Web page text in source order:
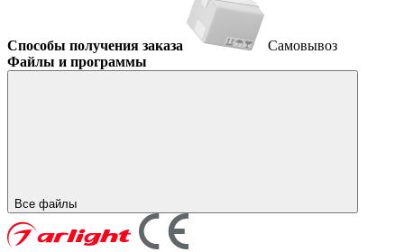
Способы получения заказа
Самовывоз
Файлы и программы
Все файлы